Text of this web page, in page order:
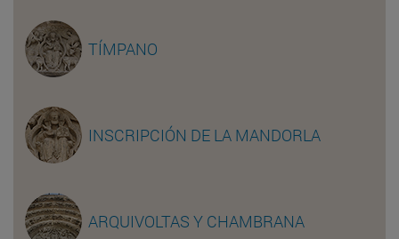
TÍMPANO
INSCRIPCIÓN DE LA MANDORLA
ARQUIVOLTAS Y CHAMBRANA